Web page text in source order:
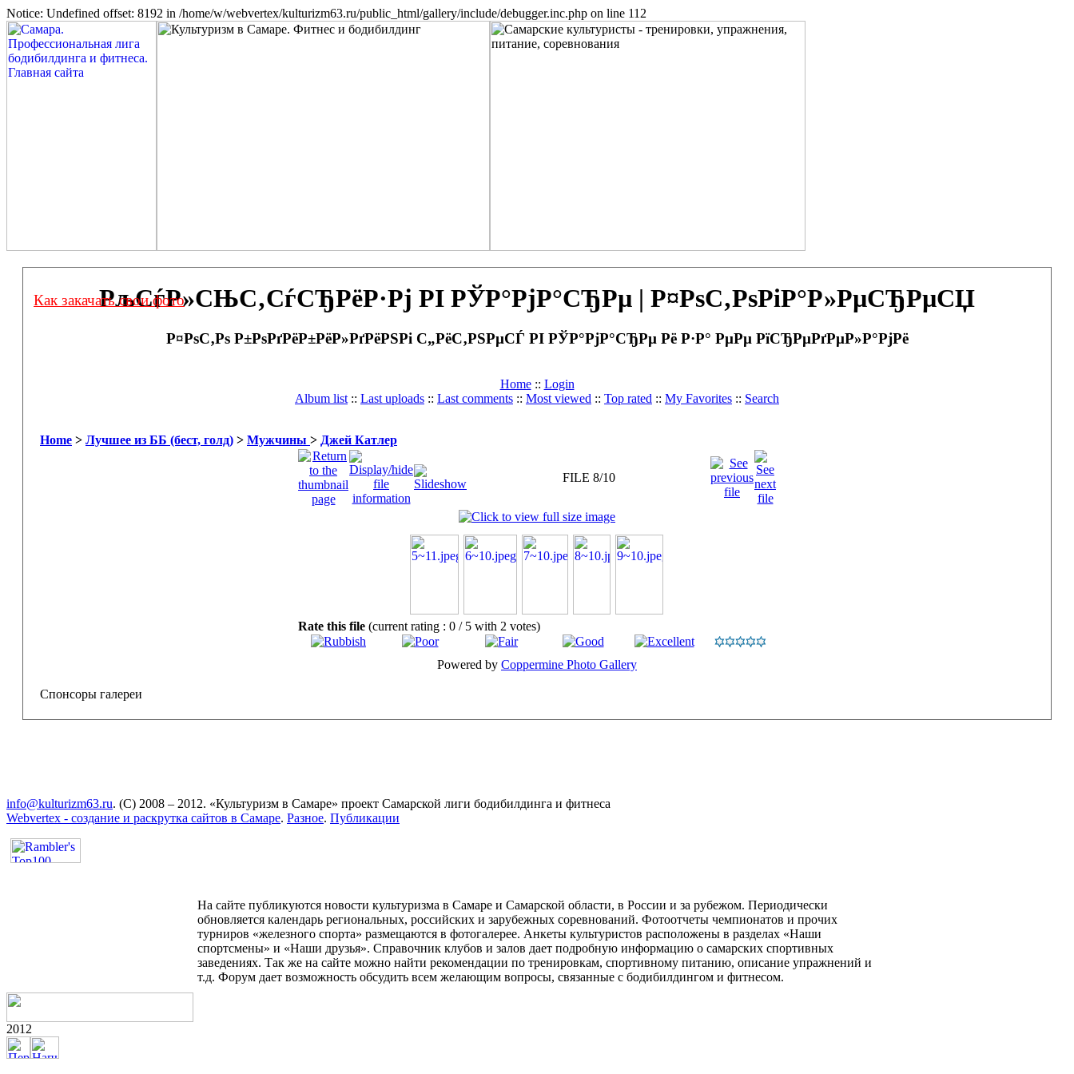
Notice: Undefined offset: 8192 in /home/w/webvertex/kulturizm63.ru/public_html/gallery/include/debugger.inc.php on line 112
РљСѓР»СЊС‚СѓСЂРёР·Рј РІ РЎР°РјР°СЂРµ | Р¤РѕС‚РѕРіР°Р»РµСЂРµСЏ
Р¤РѕС‚Рѕ Р±РѕРґРёР±РёР»РґРёРЅРі С„РёС‚РЅРµСЃ РІ РЎР°РјР°СЂРµ Рё Р·Р° РµРµ РїСЂРµРґРµР»Р°РјРё
Home:: Login
Album list :: Last uploads :: Last comments :: Most viewed :: Top rated :: My Favorites :: Search
Home > Лучшее из ББ (бест, голд) > Мужчины > Джей Катлер
FILE 8/10
Rate this file (current rating : 0 / 5 with 2 votes)
Powered by Coppermine Photo Gallery
Спонсоры галереи
info@kulturizm63.ru. (C) 2008 – 2012. «Культуризм в Самаре» проект Самарской лиги бодибилдинга и фитнеса
Webvertex - создание и раскрутка сайтов в Самаре. Разное. Публикации
На сайте публикуются новости культуризма в Самаре и Самарской области, в России и за рубежом. Периодически
обновляется календарь региональных, российских и зарубежных соревнований. Фотоотчеты чемпионатов и прочих
турниров «железного спорта» размещаются в фотогалерее. Анкеты культуристов расположены в разделах «Наши
спортсмены» и «Наши друзья». Справочник клубов и залов дает подробную информацию о самарских спортивных
заведениях. Так же на сайте можно найти рекомендации по тренировкам, спортивному питанию, описание упражнений и
т.д. Форум дает возможность обсудить всем желающим вопросы, связанные с бодибилдингом и фитнесом.
2012
Как закачать свои фото